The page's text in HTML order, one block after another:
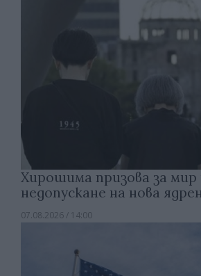
Хирошима призова за мир
недопускане на нова
07.08.2026 / 14:00